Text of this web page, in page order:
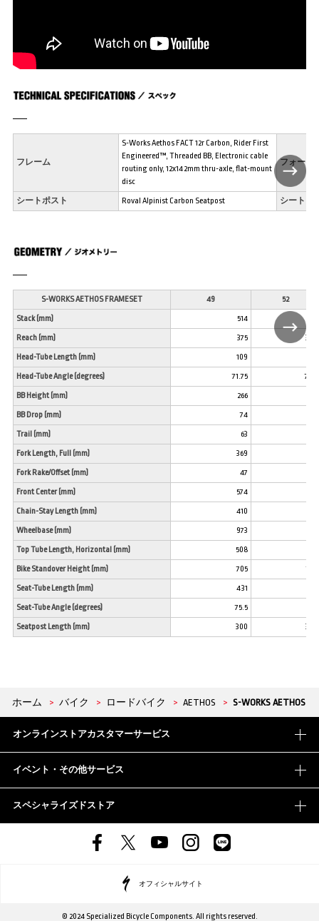
フレーム
S-Works Aethos FACT 12r Carbon, Rider First
Engineered™, Threaded BB, Electronic cable
routing only, 12x142mm thru-axle, flat-mount
disc
フォーク
シートポスト Roval Alpinist Carbon Seatpost シートク
S-WORKS AETHOS FRAMESET 49 52
Stack (mm) 514
Reach (mm) 375 380
Head-Tube Length (mm) 109
Head-Tube Angle (degrees) 71.75 72.5
BB Height (mm) 266
BB Drop (mm) 74
Trail (mm) 63
Fork Length, Full (mm) 369
Fork Rake/Offset (mm) 47
Front Center (mm) 574
Chain-Stay Length (mm) 410
Wheelbase (mm) 973
Top Tube Length, Horizontal (mm) 508
Bike Standover Height (mm) 705 728
Seat-Tube Length (mm) 431
Seat-Tube Angle (degrees) 75.5
Seatpost Length (mm) 300 300
ホーム > バイク > ロードバイク > AETHOS > S-WORKS AETHOS
オンラインストアカスタマーサービス
イベント・その他サービス
スペシャライズドストア
オフィシャルサイト
© 2024 Specialized Bicycle Components. All rights reserved.